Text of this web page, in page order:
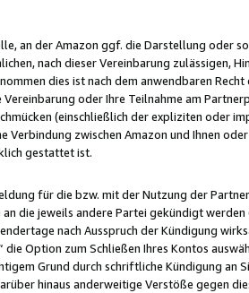
an der Amazon ggf. die Darstellung oder
nach dieser Vereinbarung zulässigen,
dies ist nach dem anwendbaren
oder Ihre Teilnahme am
(einschließlich der expliziten oder
Verbindung zwischen Amazon und Ihnen
gestattet ist.
für die bzw. mit der Nutzung der
die jeweils andere Partei gekündigt
nach Ausspruch der Kündigung
Option zum Schließen Ihres Kontos
Grund durch schriftliche Kündigung an
hinaus anderweitige Verstöße gegen